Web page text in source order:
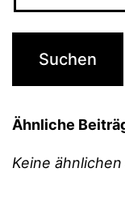
Ähnliche
Keine